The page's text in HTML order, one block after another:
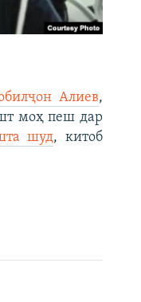
Алиев,
моҳ пеш дар
шуд, китоб